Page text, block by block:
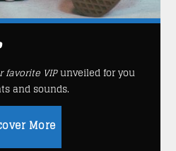
VIPunveiled for you
and sounds.
More